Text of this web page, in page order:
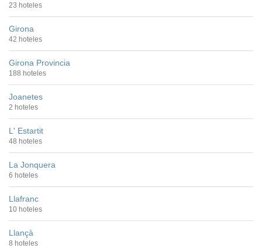
23 hoteles
Girona
42 hoteles
Girona Provincia
188 hoteles
Joanetes
2 hoteles
L' Estartit
48 hoteles
La Jonquera
6 hoteles
Llafranc
10 hoteles
Llançà
8 hoteles